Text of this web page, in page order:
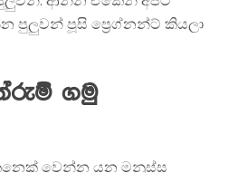
පූසි ප්‍රෙග්නන්ට් කියලා
ගමු